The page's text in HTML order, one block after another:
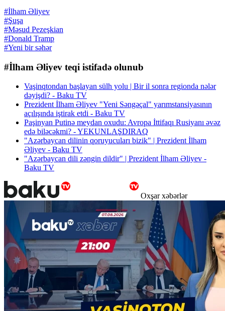
#İlham Əliyev
#Şuşa
#Məsud Pezeşkian
#Donald Tramp
#Yeni bir səhər
#İlham Əliyev teqi istifadə olunub
Vaşinqtondan başlayan sülh yolu | Bir il sonra regionda nələr
dəyişdi? - Baku TV
Prezident İlham Əliyev "Yeni Səngəçal" yarımstansiyasının
açılışında iştirak etdi - Baku TV
Paşinyan Putinə meydan oxudu: Avropa İttifaqı Rusiyanı əvəz
edə biləcəkmi? - YEKUNLAŞDIRAQ
"Azərbaycan dilinin qoruyucuları bizik" | Prezident İlham
Əliyev - Baku TV
"Azərbaycan dili zəngin dildir" | Prezident İlham Əliyev -
Baku TV
Oxşar xəbərlər